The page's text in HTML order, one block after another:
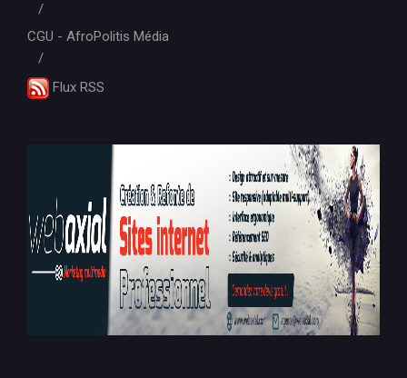
CGU - AfroPolitis Média
Flux RSS